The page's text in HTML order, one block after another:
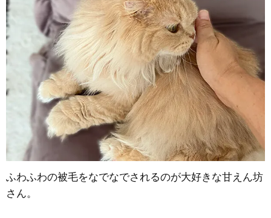
ふわふわの被毛をなでなでされるのが大好きな甘えん坊
さん。